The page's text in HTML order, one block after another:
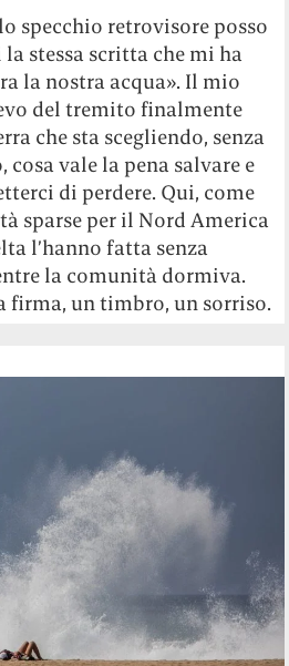
specchio retrovisore posso
stessa scritta che mi ha
la nostra acqua». Il mio
del tremito finalmente
che sta scegliendo, senza
vale la pena salvare e
di perdere. Qui, come
sparse per il Nord America
l’hanno fatta senza
la comunità dormiva.
firma, un timbro, un sorriso.